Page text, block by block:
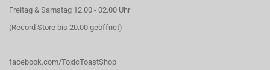
Freitag & Samstag 12.00 - 02.00 Uhr
(Record Store bis 20.00 geöffnet)
facebook.com/ToxicToastShop